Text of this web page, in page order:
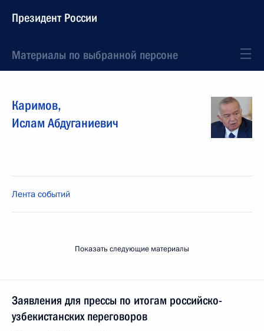
Президент России
Материалы по выбранной персоне
Каримов,
Ислам Абдуганиевич
Лента событий
Показать следующие материалы
Заявления для прессы по итогам российско-
узбекистанских переговоров